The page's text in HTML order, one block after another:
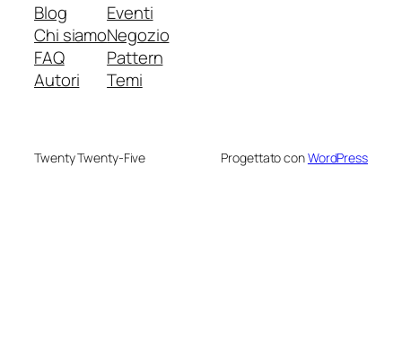
Blog
Chi siamo
FAQ
Autori
Eventi
Negozio
Pattern
Temi
Twenty Twenty-Five Progettato conWordPress